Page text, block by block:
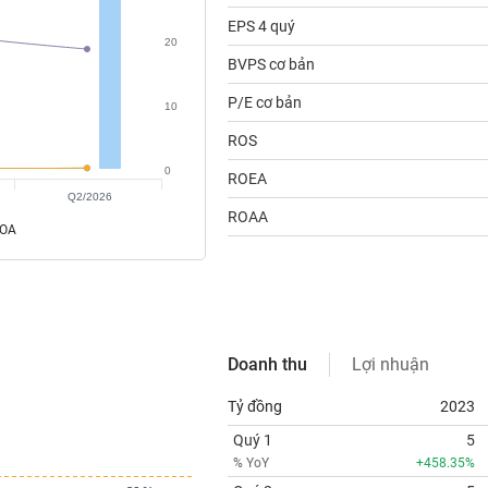
0
10
20
Q2/2026
EPS 4 quý
BVPS cơ bản
P/E cơ bản
ROS
ROEA
ROAA
Doanh thu Lợi nhuận
Tỷ đồng 2023
Quý 1
% YoY
5
+458.35%